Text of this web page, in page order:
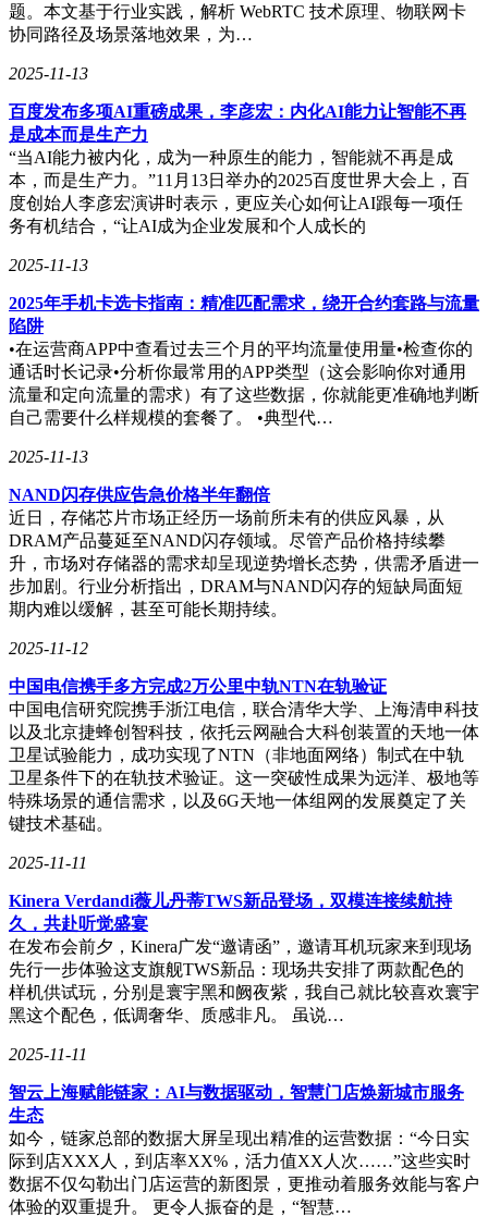
题。本文基于行业实践，解析 WebRTC 技术原理、物联网卡
协同路径及场景落地效果，为…
2025-11-13
百度发布多项AI重磅成果，李彦宏：内化AI能力让智能不再
是成本而是生产力
“当AI能力被内化，成为一种原生的能力，智能就不再是成
本，而是生产力。”11月13日举办的2025百度世界大会上，百
度创始人李彦宏演讲时表示，更应关心如何让AI跟每一项任
务有机结合，“让AI成为企业发展和个人成长的
2025-11-13
2025年手机卡选卡指南：精准匹配需求，绕开合约套路与流量
陷阱
•在运营商APP中查看过去三个月的平均流量使用量•检查你的
通话时长记录•分析你最常用的APP类型（这会影响你对通用
流量和定向流量的需求）有了这些数据，你就能更准确地判断
自己需要什么样规模的套餐了。 •典型代…
2025-11-13
NAND闪存供应告急价格半年翻倍
近日，存储芯片市场正经历一场前所未有的供应风暴，从
DRAM产品蔓延至NAND闪存领域。尽管产品价格持续攀
升，市场对存储器的需求却呈现逆势增长态势，供需矛盾进一
步加剧。行业分析指出，DRAM与NAND闪存的短缺局面短
期内难以缓解，甚至可能长期持续。
2025-11-12
中国电信携手多方完成2万公里中轨NTN在轨验证
中国电信研究院携手浙江电信，联合清华大学、上海清申科技
以及北京捷蜂创智科技，依托云网融合大科创装置的天地一体
卫星试验能力，成功实现了NTN（非地面网络）制式在中轨
卫星条件下的在轨技术验证。这一突破性成果为远洋、极地等
特殊场景的通信需求，以及6G天地一体组网的发展奠定了关
键技术基础。
2025-11-11
Kinera Verdandi薇儿丹蒂TWS新品登场，双模连接续航持
久，共赴听觉盛宴
在发布会前夕，Kinera广发“邀请函”，邀请耳机玩家来到现场
先行一步体验这支旗舰TWS新品：现场共安排了两款配色的
样机供试玩，分别是寰宇黑和阙夜紫，我自己就比较喜欢寰宇
黑这个配色，低调奢华、质感非凡。 虽说…
2025-11-11
智云上海赋能链家：AI与数据驱动，智慧门店焕新城市服务
生态
如今，链家总部的数据大屏呈现出精准的运营数据：“今日实
际到店XXX人，到店率XX%，活力值XX人次……”这些实时
数据不仅勾勒出门店运营的新图景，更推动着服务效能与客户
体验的双重提升。 更令人振奋的是，“智慧…